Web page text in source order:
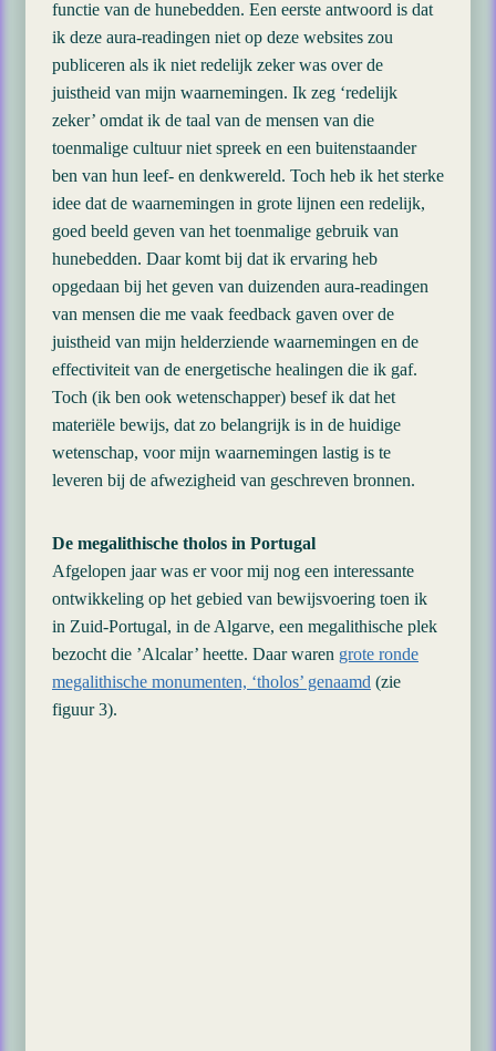
functie van de hunebedden. Een eerste antwoord is dat
ik deze aura-readingen niet op deze websites zou
publiceren als ik niet redelijk zeker was over de
juistheid van mijn waarnemingen. Ik zeg ‘redelijk
zeker’ omdat ik de taal van de mensen van die
toenmalige cultuur niet spreek en een buitenstaander
ben van hun leef- en denkwereld. Toch heb ik het sterke
idee dat de waarnemingen in grote lijnen een redelijk,
goed beeld geven van het toenmalige gebruik van
hunebedden. Daar komt bij dat ik ervaring heb
opgedaan bij het geven van duizenden aura-readingen
van mensen die me vaak feedback gaven over de
juistheid van mijn helderziende waarnemingen en de
effectiviteit van de energetische healingen die ik gaf.
Toch (ik ben ook wetenschapper) besef ik dat het
materiële bewijs, dat zo belangrijk is in de huidige
wetenschap, voor mijn waarnemingen lastig is te
leveren bij de afwezigheid van geschreven bronnen.
De megalithische tholos in Portugal
Afgelopen jaar was er voor mij nog een interessante
ontwikkeling op het gebied van bewijsvoering toen ik
in Zuid-Portugal, in de Algarve, een megalithische plek
bezocht die ’Alcalar’ heette. Daar waren grote ronde
megalithische monumenten, ‘tholos’ genaamd (zie
figuur 3).